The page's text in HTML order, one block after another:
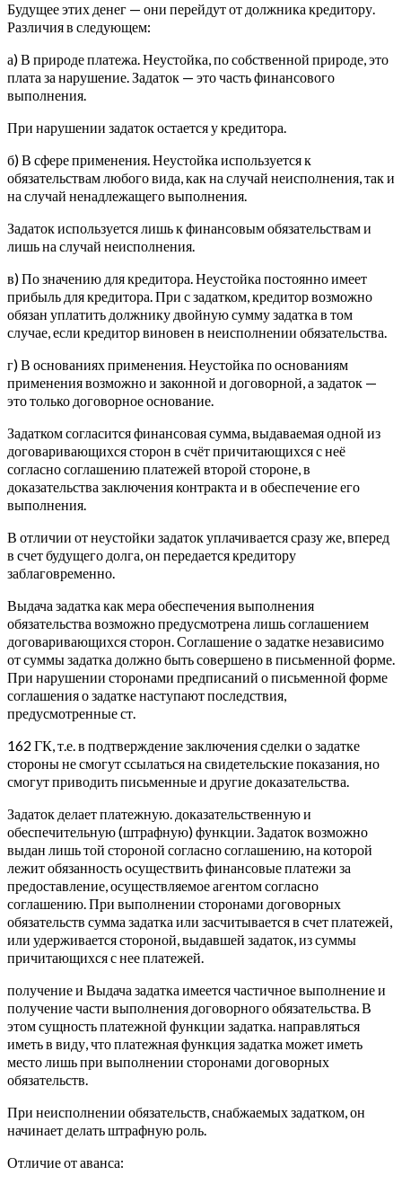
Будущее этих денег — они перейдут от должника кредитору.
Различия в следующем:
а) В природе платежа. Неустойка, по собственной природе, это
плата за нарушение. Задаток — это часть финансового
выполнения.
При нарушении задаток остается у кредитора.
б) В сфере применения. Неустойка используется к
обязательствам любого вида, как на случай неисполнения, так и
на случай ненадлежащего выполнения.
Задаток используется лишь к финансовым обязательствам и
лишь на случай неисполнения.
в) По значению для кредитора. Неустойка постоянно имеет
прибыль для кредитора. При с задатком, кредитор возможно
обязан уплатить должнику двойную сумму задатка в том
случае, если кредитор виновен в неисполнении обязательства.
г) В основаниях применения. Неустойка по основаниям
применения возможно и законной и договорной, а задаток —
это только договорное основание.
Задатком согласится финансовая сумма, выдаваемая одной из
договаривающихся сторон в счёт причитающихся с неё
согласно соглашению платежей второй стороне, в
доказательства заключения контракта и в обеспечение его
выполнения.
В отличии от неустойки задаток уплачивается сразу же, вперед
в счет будущего долга, он передается кредитору
заблаговременно.
Выдача задатка как мера обеспечения выполнения
обязательства возможно предусмотрена лишь соглашением
договаривающихся сторон. Соглашение о задатке независимо
от суммы задатка должно быть совершено в письменной форме.
При нарушении сторонами предписаний о письменной форме
соглашения о задатке наступают последствия,
предусмотренные ст.
162 ГК, т.е. в подтверждение заключения сделки о задатке
стороны не смогут ссылаться на свидетельские показания, но
смогут приводить письменные и другие доказательства.
Задаток делает платежную. доказательственную и
обеспечительную (штрафную) функции. Задаток возможно
выдан лишь той стороной согласно соглашению, на которой
лежит обязанность осуществить финансовые платежи за
предоставление, осуществляемое агентом согласно
соглашению. При выполнении сторонами договорных
обязательств сумма задатка или засчитывается в счет платежей,
или удерживается стороной, выдавшей задаток, из суммы
причитающихся с нее платежей.
получение и Выдача задатка имеется частичное выполнение и
получение части выполнения договорного обязательства. В
этом сущность платежной функции задатка. направляться
иметь в виду, что платежная функция задатка может иметь
место лишь при выполнении сторонами договорных
обязательств.
При неисполнении обязательств, снабжаемых задатком, он
начинает делать штрафную роль.
Отличие от аванса: